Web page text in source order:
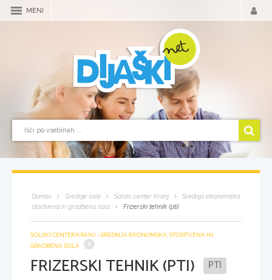
MENI
Domov Srednje šole Šolski center Kranj
Srednja ekonomska,
storitvena in gradbena šola
Frizerski tehnik (pti)
ŠOLSKI CENTER KRANJ - SREDNJA EKONOMSKA, STORITVENA IN
GRADBENA ŠOLA
FRIZERSKI TEHNIK (PTI) PTI